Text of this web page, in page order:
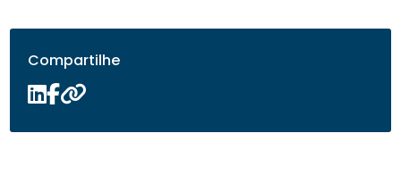
Compartilhe